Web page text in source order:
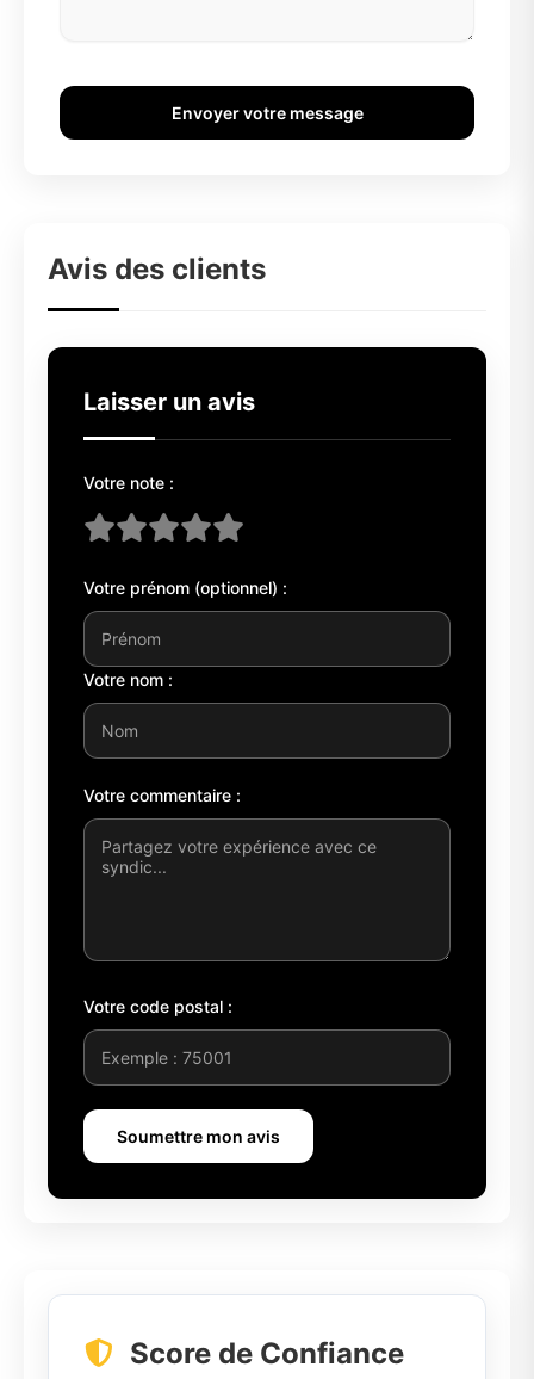
Envoyer votre message
Avis des clients
Laisser un avis
Votre note :
Votre prénom (optionnel) :
Votre nom :
Votre commentaire :
Votre code postal :
Soumettre mon avis
Score de Confiance